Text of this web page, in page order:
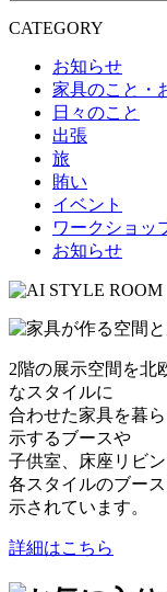
CATEGORY
お知らせ
家具のこと・
日々のこと
出張
旅
賄い
イベント
ワークショッ
お知らせ
2階の展示空間を北
なスタイルに
合わせた家具を暮
示するブースや
子供室、床座リビ
各スタイルのブー
示されています。
詳細はこちら